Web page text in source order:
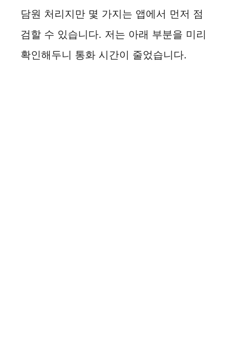
담원 처리지만 몇 가지는 앱에서 먼저 점
검할 수 있습니다. 저는 아래 부분을 미리
확인해두니 통화 시간이 줄었습니다.